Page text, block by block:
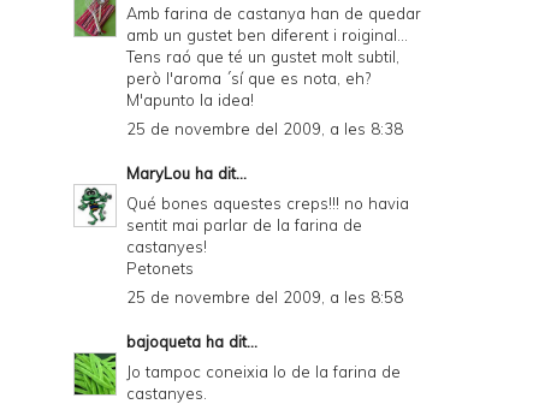
Amb farina de castanya han de quedar
amb un gustet ben diferent i roiginal...
Tens raó que té un gustet molt subtil,
però l'aroma ´sí que es nota, eh?
M'apunto la idea!
25 de novembre del 2009, a les 8:38
MaryLou ha dit...
Qué bones aquestes creps!!! no havia
sentit mai parlar de la farina de
castanyes!
Petonets
25 de novembre del 2009, a les 8:58
bajoqueta ha dit...
Jo tampoc coneixia lo de la farina de
castanyes.